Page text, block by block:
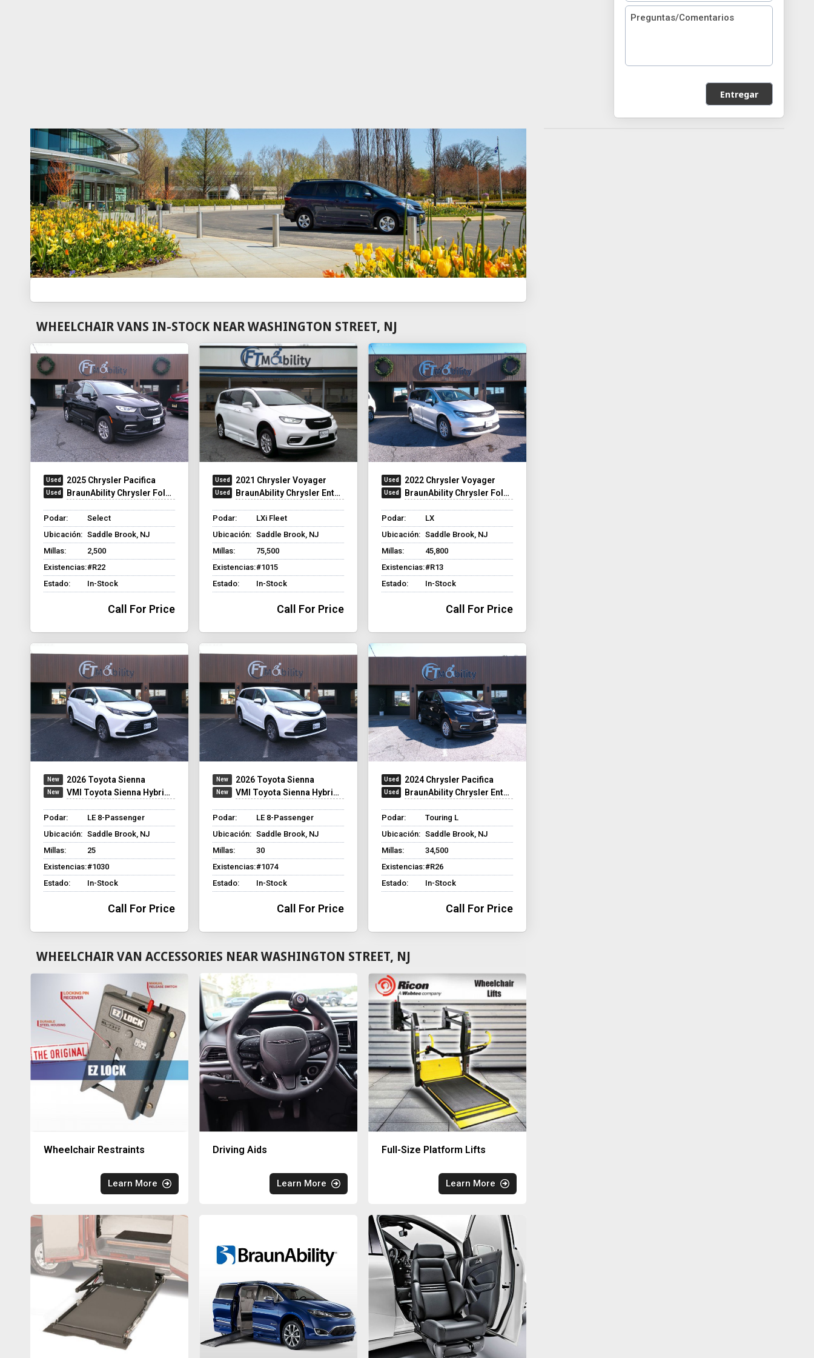
Entregar
WHEELCHAIR VANS IN-STOCK NEAR WASHINGTON STREET, NJ
2025 Chrysler Pacifica
BraunAbility Chrysler Foldout XT
Podar:
Select
Ubicación: Saddle Brook, NJ
Millas:
2,500
Existencias:#R22
Estado:
In-Stock
Call For Price
2021 Chrysler Voyager
BraunAbility Chrysler Entervan XT
Podar:
LXi Fleet
Ubicación: Saddle Brook, NJ
Millas:
75,500
Existencias:#1015
Estado:
In-Stock
Call For Price
2022 Chrysler Voyager
BraunAbility Chrysler Foldout
Podar:
LX
Ubicación: Saddle Brook, NJ
Millas:
45,800
Existencias:#R13
Estado:
In-Stock
Call For Price
2026 Toyota Sienna
VMI Toyota Sienna Hybrid - Rear Entry - FWD
Podar:
LE 8-Passenger
Ubicación: Saddle Brook, NJ
Millas:
25
Existencias:#1030
Estado:
In-Stock
Call For Price
2026 Toyota Sienna
VMI Toyota Sienna Hybrid - Rear Entry - FWD
Podar:
LE 8-Passenger
Ubicación: Saddle Brook, NJ
Millas:
30
Existencias:#1074
Estado:
In-Stock
Call For Price
2024 Chrysler Pacifica
BraunAbility Chrysler Entervan XT
Podar:
Touring L
Ubicación: Saddle Brook, NJ
Millas:
34,500
Existencias:#R26
Estado:
In-Stock
Call For Price
WHEELCHAIR VAN ACCESSORIES NEAR WASHINGTON STREET, NJ
Wheelchair Restraints
Learn More
Driving Aids
Learn More
Full-Size Platform Lifts
Learn More